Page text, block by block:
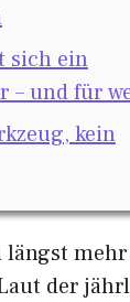
sich ein
– und für
kein
der